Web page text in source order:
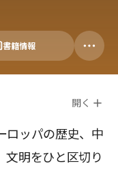
書籍情報
開く
ロッパの歴史、中
文明をひと区切り